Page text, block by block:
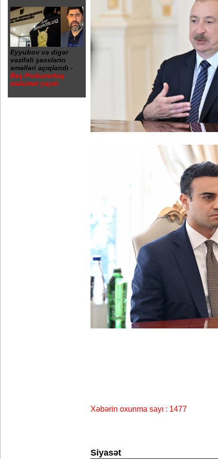
Eyyubov və digər
vəzifəli şəxslərin
əməlləri açıqlandı -
Baş Prokurorluq
məlumat yaydı
Xəbərin oxunma sayı : 1477
Siyasət